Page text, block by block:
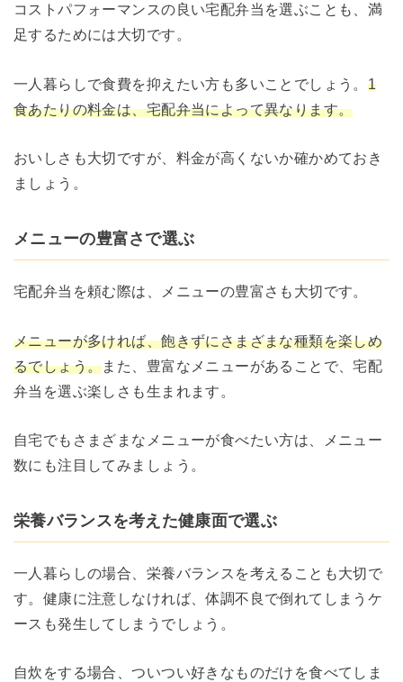
コストパフォーマンスの良い宅配弁当を選ぶことも、満
足するためには大切です。
一人暮らしで食費を抑えたい方も多いことでしょう。 1
食あたりの料金は、宅配弁当によって異なります。
おいしさも大切ですが、料金が高くないか確かめておき
ましょう。
メニューの豊富さで選ぶ
宅配弁当を頼む際は、メニューの豊富さも大切です。
メニューが多ければ、飽きずにさまざまな種類を楽しめ
るでしょう。また、豊富なメニューがあることで、宅配
弁当を選ぶ楽しさも生まれます。
自宅でもさまざまなメニューが食べたい方は、メニュー
数にも注目してみましょう。
栄養バランスを考えた健康面で選ぶ
一人暮らしの場合、栄養バランスを考えることも大切で
す。健康に注意しなければ、体調不良で倒れてしまうケ
ースも発生してしまうでしょう。
自炊をする場合、ついつい好きなものだけを食べてしま